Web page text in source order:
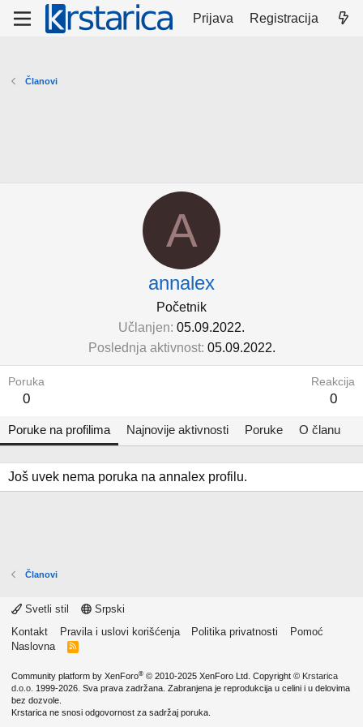
Prijava Registracija
Članovi
A
annalex
Početnik
Učlanjen 05.09.2022.
Poslednja aktivnost 05.09.2022.
Poruka
0
Reakcija
0
Poruke na profilima Najnovije aktivnosti Poruke O članu
Još uvek nema poruka na annalex profilu.
Članovi
Svetli stil
Srpski
Kontakt
Pravila i uslovi korišćenja Politika privatnosti
Pomoć
Naslovna
R
Community platform by XenForo® © 2010-2025 XenForo Ltd. Copyright © Krstarica
d.o.o. 1999-2026. Sva prava zadržana. Zabranjena je reprodukcija u celini i u delovima
bez dozvole.
Krstarica ne snosi odgovornost za sadržaj poruka.